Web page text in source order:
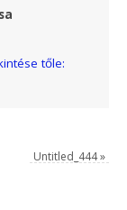
tőle:
Untitled_444»